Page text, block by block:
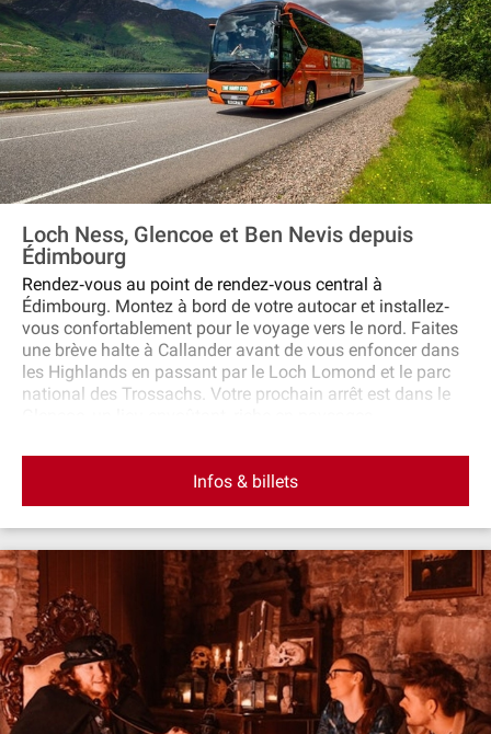
Loch Ness, Glencoe et Ben Nevis depuis
Édimbourg
Rendez‐vous au point de rendez‐vous central à
Édimbourg. Montez à bord de votre autocar et installez‐
vous confortablement pour le voyage vers le nord. Faites
une brève halte à Callander avant de vous enfoncer dans
les Highlands en passant par le Loch Lomond et le parc
national des Trossachs. Votre prochain arrêt est dans le
l'histoire de Glencoe avant de poursuivre vers le nord, en
passant par Fort William et Ben Nevis. Vous visiterez
ensuite Fort Augustus, sur la rive sud du Loch Ness. Vous
pourrez faire une croisière sur le loch (en supplément) à la
recherche du monstre insaisissable ou explorer le village
et flâner le long de son canal. Vous ferez une halte au
Commando Memorial, qui rend hommage aux héros de
guerre britanniques et surplombe la chaîne de montagnes
Nevis, avant de repartir vers le sud en traversant le parc
national de Cairngorms. Vous aurez le temps de faire une
dernière halte dans le charmant village de Pitlochry avant
de retourner à Édimbourg avec une vue spectaculaire sur
le pont du Forth pour terminer la visite.
Infos & billets